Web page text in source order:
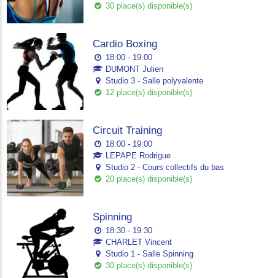
30 place(s) disponible(s)
Cardio Boxing
18:00 - 19:00
DUMONT Julien
Studio 3 - Salle polyvalente
12 place(s) disponible(s)
Circuit Training
18:00 - 19:00
LEPAPE Rodrigue
Studio 2 - Cours collectifs du bas
20 place(s) disponible(s)
Spinning
18:30 - 19:30
CHARLET Vincent
Studio 1 - Salle Spinning
30 place(s) disponible(s)